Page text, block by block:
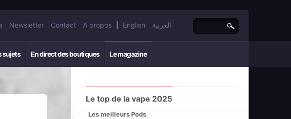
Newsletter Contact A propos English العربية
sujets En direct des boutiques Le magazine
Le top de la vape 2025
Les meilleurs Pods